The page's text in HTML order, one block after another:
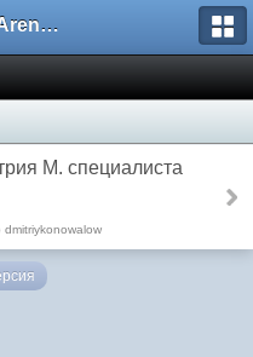
Форум MyArena.ru
М. специалиста
dmitriykonowalow